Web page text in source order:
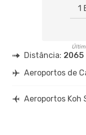
1
Distância: 2065
Aeroportos de
Aeroportos Koh